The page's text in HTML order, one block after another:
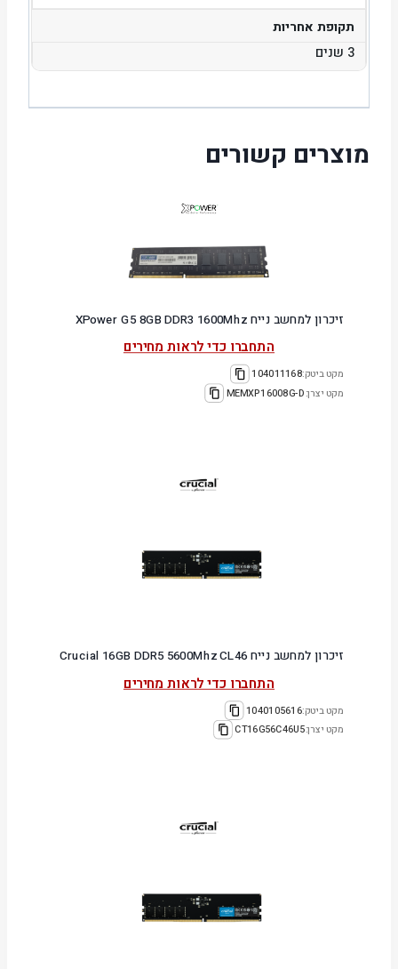
תקופת אחריות
3 שנים
מוצרים קשורים
זיכרון למחשב נייח XPower G5 8GB DDR3 1600Mhz
התחברו כדי לראות מחירים
מקט ביטק:104011168
מקט יצרן:MEMXP16008G-D
זיכרון למחשב נייח Crucial 16GB DDR5 5600Mhz CL46
התחברו כדי לראות מחירים
מקט ביטק:1040105616
מקט יצרן:CT16G56C46U5